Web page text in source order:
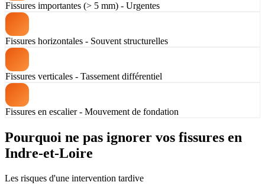
Fissures importantes (> 5 mm) - Urgentes
Fissures horizontales - Souvent structurelles
Fissures verticales - Tassement différentiel
Fissures en escalier - Mouvement de fondation
Pourquoi ne pas ignorer vos fissures en
Indre-et-Loire
Les risques d'une intervention tardive